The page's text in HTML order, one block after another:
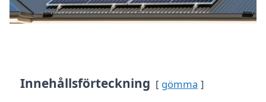
Innehållsförteckning gömma